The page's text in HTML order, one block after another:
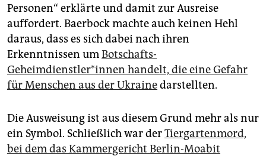
Personen“ erklärte und damit zur Ausreise
auffordert. Baerbock machte auch keinen Hehl
daraus, dass es sich dabei nach ihren
Erkenntnissen umBotschafts-
Geheimdienstler*innen handelt, die eine Gefahr
für Menschen aus der Ukrainedarstellten.
Die Ausweisung ist aus diesem Grund mehr als nur
ein Symbol. Schließlich war derTiergartenmord,
bei dem das Kammergericht Berlin-Moabit